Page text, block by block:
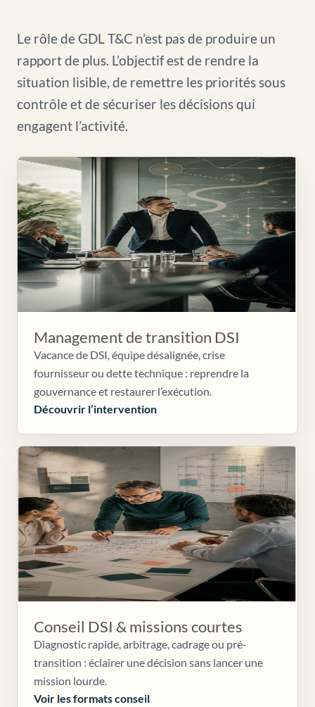
Le rôle de GDL T&C n’est pas de produire un
rapport de plus. L’objectif est de rendre la
situation lisible, de remettre les priorités sous
contrôle et de sécuriser les décisions qui
engagent l’activité.
Management de transition DSI
Vacance de DSI, équipe désalignée, crise
fournisseur ou dette technique : reprendre la
gouvernance et restaurer l’exécution.
Découvrir l’intervention
Conseil DSI & missions courtes
Diagnostic rapide, arbitrage, cadrage ou pré-
transition : éclairer une décision sans lancer une
mission lourde.
Voir les formats conseil